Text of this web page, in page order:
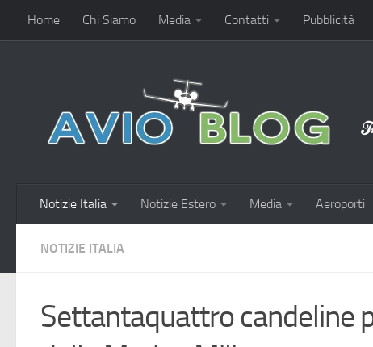
Home Chi Siamo Media Contatti Pubblicità
Notizie Italia Notizie Estero Media Aeroporti
NOTIZIE ITALIA
Settantaquattro candeline